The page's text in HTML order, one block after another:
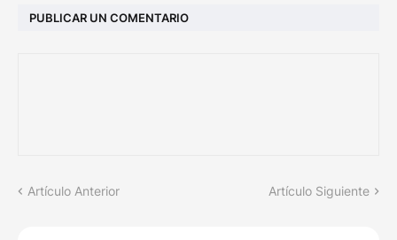
PUBLICAR UN COMENTARIO
Artículo Anterior Artículo Siguiente